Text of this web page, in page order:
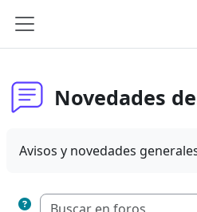
Pánel lateral
Novedades
Avisos y novedades